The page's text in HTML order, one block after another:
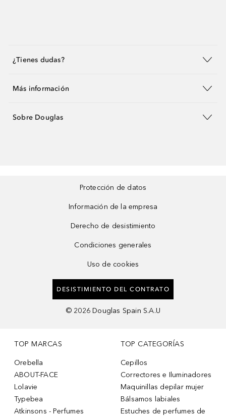
¿Tienes dudas?
Más información
Sobre Douglas
Protección de datos
Información de la empresa
Derecho de desistimiento
Condiciones generales
Uso de cookies
DESISTIMIENTO DEL CONTRATO
© 2026 Douglas Spain S.A.U
TOP MARCAS
Orebella
ABOUT-FACE
Lolavie
Typebea
Atkinsons - Perfumes
TOP CATEGORÍAS
Cepillos
Correctores e Iluminadores
Maquinillas depilar mujer
Bálsamos labiales
Estuches de perfumes de